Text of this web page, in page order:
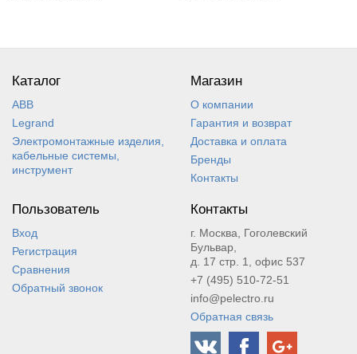
Каталог
ABB
Legrand
Электромонтажные изделия,
кабельные системы,
инструмент
Магазин
О компании
Гарантия и возврат
Доставка и оплата
Бренды
Контакты
Пользователь
Вход
Регистрация
Сравнения
Обратный звонок
Контакты
г. Москва, Гоголевский
Бульвар,
д. 17 стр. 1, офис 537
+7 (495) 510-72-51
info@pelectro.ru
Обратная связь